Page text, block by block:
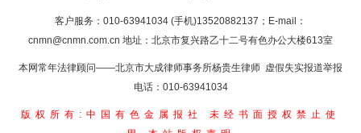
客户服务：010-63941034 (手机)13520882137；E-mail：
cnmn@cnmn.com.cn 地址：北京市复兴路乙十二号有色办公大楼613室
本网常年法律顾问——北京市大成律师事务所杨贵生律师 虚假失实报道举报
电话：010-63941034
版权所有:中国有色金属报社
未经书面授权禁止使